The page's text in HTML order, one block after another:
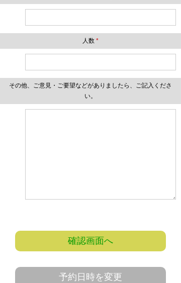
人数 *
その他、ご意見・ご要望などがありましたら、ご記入くださ
い。
確認画面へ
予約日時を変更